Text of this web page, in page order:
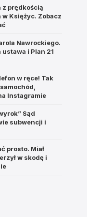
z prędkością
Księżyc. Zobacz
Nawrockiego.
ustawa i Plan 21
w ręce! Tak
Instagramie
Sąd
subwencji i
prosto. Miał
w skodę i